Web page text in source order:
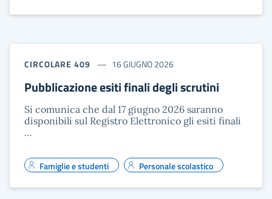
CIRCOLARE 409 16 GIUGNO 2026
Pubblicazione esiti finali degli scrutini
Si comunica che dal 17 giugno 2026 saranno
disponibili sul Registro Elettronico gli esiti finali
…
Famiglie e studenti Personale scolastico